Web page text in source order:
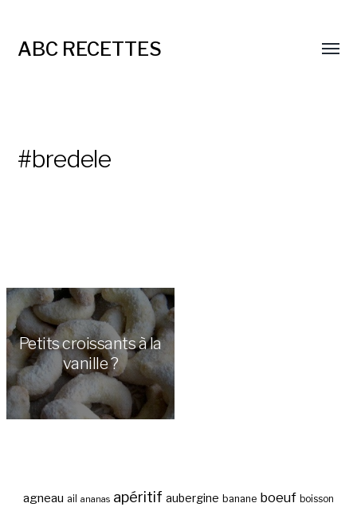
ABC RECETTES
#bredele
Petits croissants à la
vanille ?
agneau ail ananas apéritif aubergine banane boeuf boisson